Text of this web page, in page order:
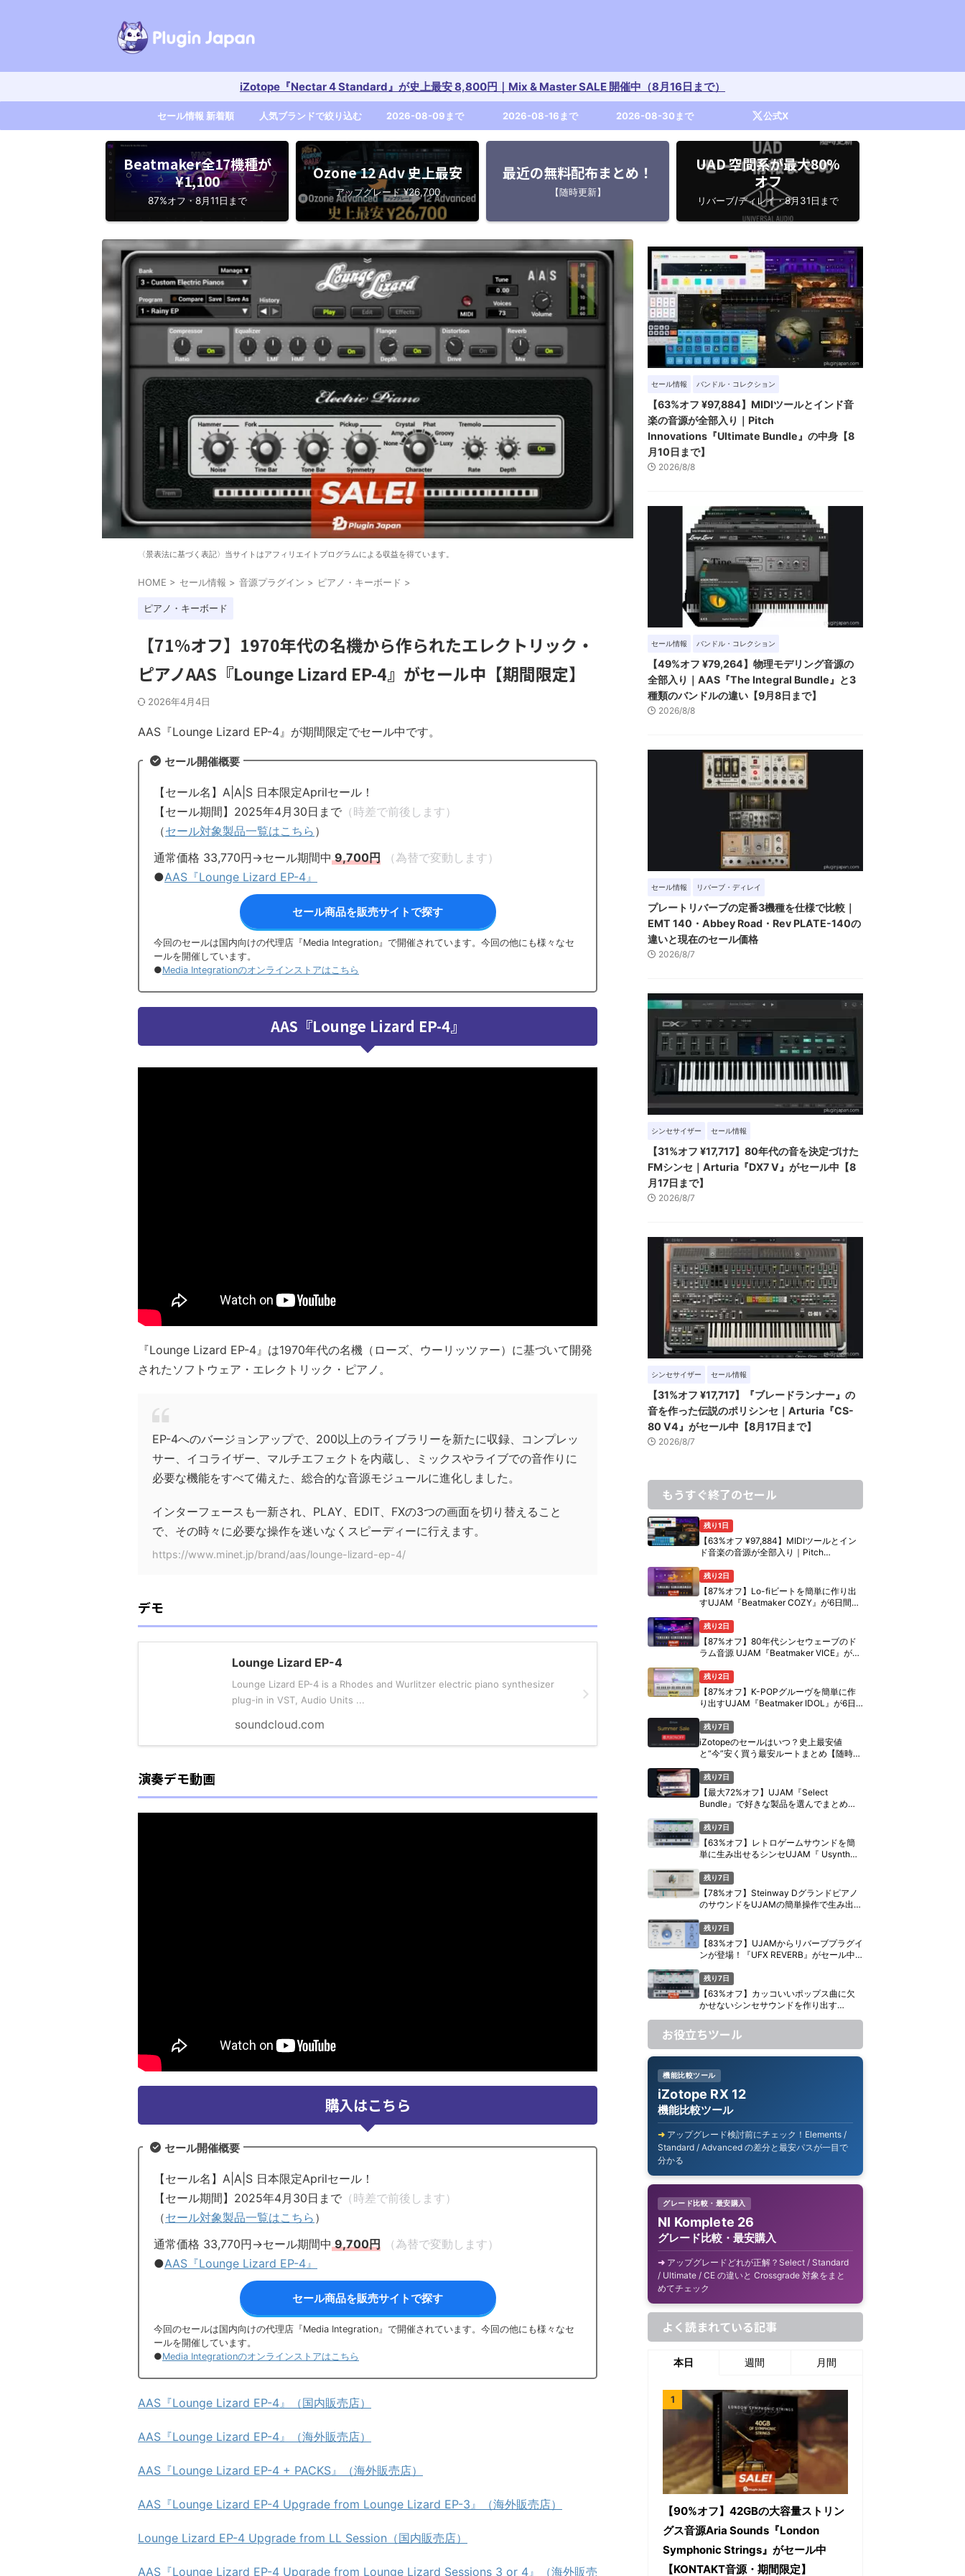
iZotope『Nectar 4 Standard』が史上最安 8,800円｜Mix & Master SALE 開催中（8月16日まで）
セール情報 新着順 人気ブランドで絞り込む 2026-08-09まで 2026-08-16まで 2026-08-30まで 公式X
Beatmaker全17機種が
¥1,100
87%オフ・8月11日まで
Ozone 12 Adv 史上最安
アップグレード ¥26,700
最近の無料配布まとめ！
【随時更新】
UAD 空間系が最大80%
オフ
リバーブ/ディレイ・8月31日まで
〈景表法に基づく表記〉当サイトはアフィリエイトプログラムによる収益を得ています。
HOME > セール情報 > 音源プラグイン > ピアノ・キーボード >
ピアノ・キーボード
【71%オフ】1970年代の名機から作られたエレクトリック・
ピアノAAS『Lounge Lizard EP-4』がセール中【期間限定】
2026年4月4日
AAS『Lounge Lizard EP-4』が期間限定でセール中です。
セール開催概要
【セール名】A|A|S 日本限定Aprilセール！
【セール期間】2025年4月30日まで （時差で前後します）
（セール対象製品一覧はこちら ）
通常価格 33,770円→セール期間中9,700円
（為替で変動します）
●AAS『Lounge Lizard EP-4』
セール商品を販売サイトで探す
今回のセールは国内向けの代理店『Media Integration』で開催されています。今回の他にも様々なセ
ールを開催しています。
●Media Integrationのオンラインストアはこちら
AAS『Lounge Lizard EP-4』
『Lounge Lizard EP-4』は1970年代の名機（ローズ、ウーリッツァー）に基づいて開発
されたソフトウェア・エレクトリック・ピアノ。
EP-4へのバージョンアップで、200以上のライブラリーを新たに収録、コンプレッ
サー、イコライザー、マルチエフェクトを内蔵し、ミックスやライブでの音作りに
必要な機能をすべて備えた、総合的な音源モジュールに進化しました。
インターフェースも一新され、PLAY、EDIT、FXの3つの画面を切り替えること
で、その時々に必要な操作を迷いなくスピーディーに行えます。
https://www.minet.jp/brand/aas/lounge-lizard-ep-4/
デモ
Lounge Lizard EP-4
Lounge Lizard EP-4 is a Rhodes and Wurlitzer electric piano synthesizer
plug-in in VST, Audio Units ...
soundcloud.com
演奏デモ動画
購入はこちら
セール開催概要
【セール名】A|A|S 日本限定Aprilセール！
【セール期間】2025年4月30日まで （時差で前後します）
（セール対象製品一覧はこちら ）
通常価格 33,770円→セール期間中9,700円
（為替で変動します）
●AAS『Lounge Lizard EP-4』
セール商品を販売サイトで探す
今回のセールは国内向けの代理店『Media Integration』で開催されています。今回の他にも様々なセ
ールを開催しています。
●Media Integrationのオンラインストアはこちら
AAS『Lounge Lizard EP-4』（国内販売店）
AAS『Lounge Lizard EP-4』（海外販売店）
AAS『Lounge Lizard EP-4 + PACKS』（海外販売店）
AAS『Lounge Lizard EP-4 Upgrade from Lounge Lizard EP-3』（海外販売店）
Lounge Lizard EP-4 Upgrade from LL Session（国内販売店）
AAS『Lounge Lizard EP-4 Upgrade from Lounge Lizard Sessions 3 or 4』（海外販売
セール情報 バンドル・コレクション
【63%オフ ¥97,884】MIDIツールとインド音
楽の音源が全部入り｜Pitch
Innovations『Ultimate Bundle』の中身【8
月10日まで】
2026/8/8
セール情報 バンドル・コレクション
【49%オフ ¥79,264】物理モデリング音源の
全部入り｜AAS『The Integral Bundle』と3
種類のバンドルの違い【9月8日まで】
2026/8/8
セール情報 リバーブ・ディレイ
プレートリバーブの定番3機種を仕様で比較｜
EMT 140・Abbey Road・Rev PLATE-140の
違いと現在のセール価格
2026/8/7
シンセサイザー セール情報
【31%オフ ¥17,717】80年代の音を決定づけた
FMシンセ｜Arturia『DX7 V』がセール中【8
月17日まで】
2026/8/7
シンセサイザー セール情報
【31%オフ ¥17,717】『ブレードランナー』の
音を作った伝説のポリシンセ｜Arturia『CS-
80 V4』がセール中【8月17日まで】
2026/8/7
もうすぐ終了のセール
残り1日
【63%オフ ¥97,884】MIDIツールとイン
ド音楽の音源が全部入り｜Pitch
【8月10日まで】
残り2日
【87%オフ】Lo-fiビートを簡単に作り出
すUJAM『Beatmaker COZY』が6日間限
残り2日
【87%オフ】80年代シンセウェーブのド
ラム音源 UJAM『Beatmaker VICE』が6
残り2日
【87%オフ】K-POPグルーヴを簡単に作
り出すUJAM『Beatmaker IDOL』が6日
残り7日
iZotopeのセールはいつ？史上最安値
と“今”安く買う最安ルートまとめ【随時更
残り7日
【最大72%オフ】UJAM『Select
Bundle』で好きな製品を選んでまとめ買
残り7日
【63%オフ】レトロゲームサウンドを簡
単に生み出せるシンセUJAM『 Usynth
残り7日
【78%オフ】Steinway Dグランドピアノ
のサウンドをUJAMの簡単操作で生み出す
【期間限定】
残り7日
【83%オフ】UJAMからリバーブプラグイ
ンが登場！『UFX REVERB』がセール中
残り7日
【63%オフ】カッコいいポップス曲に欠
かせないシンセサウンドを作り出す
間限定】
お役立ちツール
機能比較ツール
iZotope RX 12
機能比較ツール
アップグレード検討前にチェック！Elements /
Standard / Advanced の差分と最安パスが一目で
分かる
グレード比較・最安購入
NI Komplete 26
グレード比較・最安購入
アップグレードどれが正解？Select / Standard
/ Ultimate / CE の違いと Crossgrade 対象をまと
めてチェック
よく読まれている記事
本日 週間 月間
【90%オフ】42GBの大容量ストリン
グス音源Aria Sounds『London
Symphonic Strings』がセール中
【KONTAKT音源・期間限定】